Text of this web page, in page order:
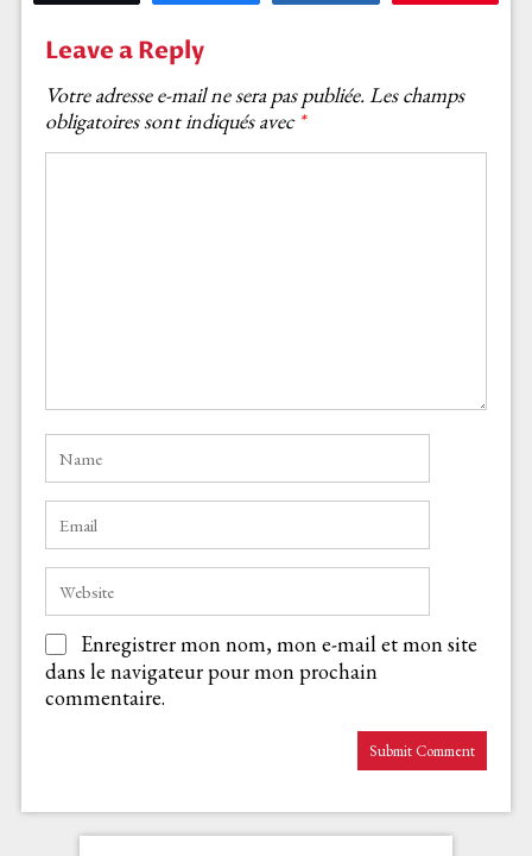
Leave a Reply
Votre adresse e-mail ne sera pas publiée.Les champs
obligatoires sont indiqués avec *
Enregistrer mon nom, mon e-mail et mon site
dans le navigateur pour mon prochain
commentaire.